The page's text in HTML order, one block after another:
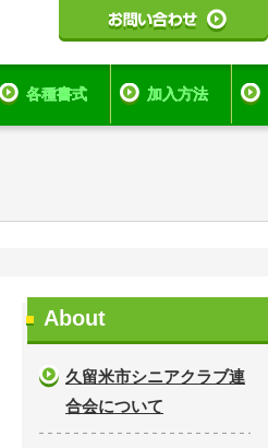
各種書式 加入方法
About
久留米市シニアクラブ連
合会について